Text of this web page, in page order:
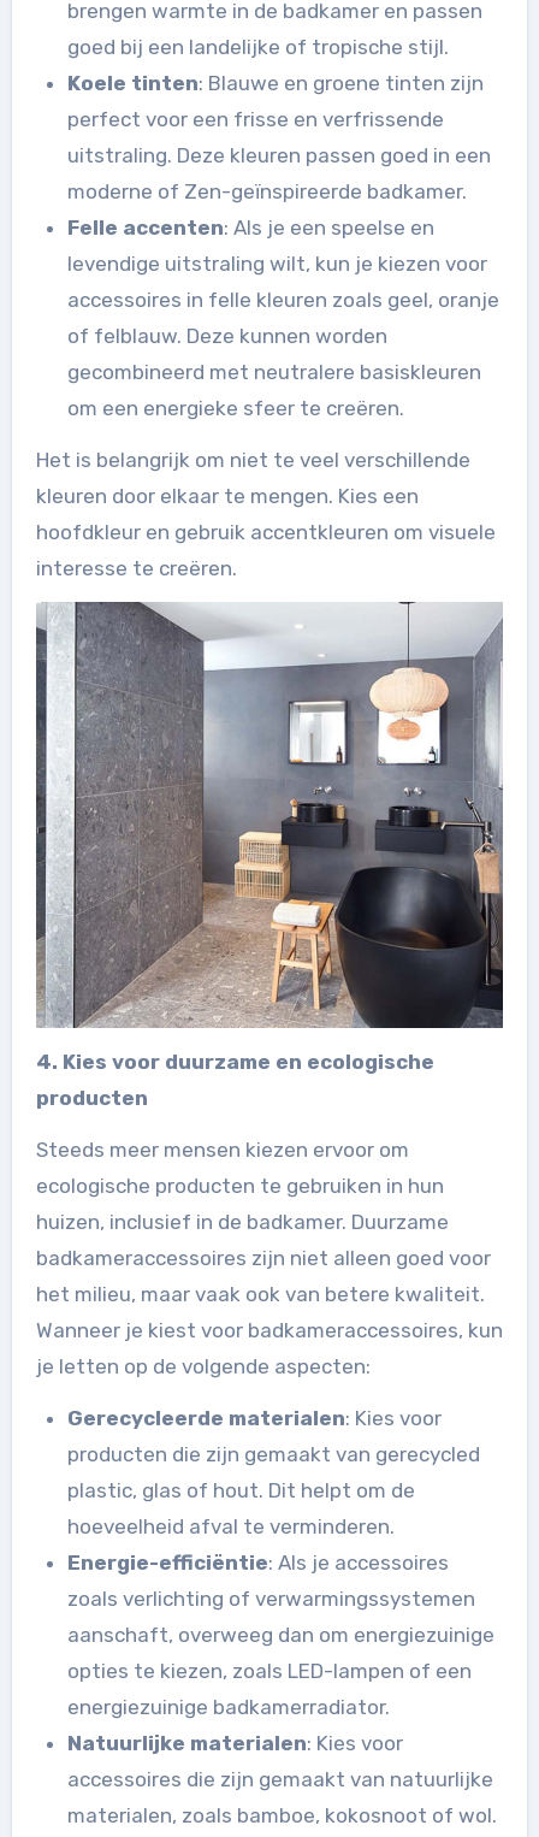
brengen warmte in de badkamer en passen
goed bij een landelijke of tropische stijl.
Koele tinten: Blauwe en groene tinten zijn
perfect voor een frisse en verfrissende
uitstraling. Deze kleuren passen goed in een
moderne of Zen-geïnspireerde badkamer.
Felle accenten: Als je een speelse en
levendige uitstraling wilt, kun je kiezen voor
accessoires in felle kleuren zoals geel, oranje
of felblauw. Deze kunnen worden
gecombineerd met neutralere basiskleuren
om een energieke sfeer te creëren.
Het is belangrijk om niet te veel verschillende
kleuren door elkaar te mengen. Kies een
hoofdkleur en gebruik accentkleuren om visuele
interesse te creëren.
4. Kies voor duurzame en ecologische
producten
Steeds meer mensen kiezen ervoor om
ecologische producten te gebruiken in hun
huizen, inclusief in de badkamer. Duurzame
badkameraccessoires zijn niet alleen goed voor
het milieu, maar vaak ook van betere kwaliteit.
Wanneer je kiest voor badkameraccessoires, kun
je letten op de volgende aspecten:
Gerecycleerde materialen: Kies voor
producten die zijn gemaakt van gerecycled
plastic, glas of hout. Dit helpt om de
hoeveelheid afval te verminderen.
Energie-efficiëntie: Als je accessoires
zoals verlichting of verwarmingssystemen
aanschaft, overweeg dan om energiezuinige
opties te kiezen, zoals LED-lampen of een
energiezuinige badkamerradiator.
Natuurlijke materialen: Kies voor
accessoires die zijn gemaakt van natuurlijke
materialen, zoals bamboe, kokosnoot of wol.